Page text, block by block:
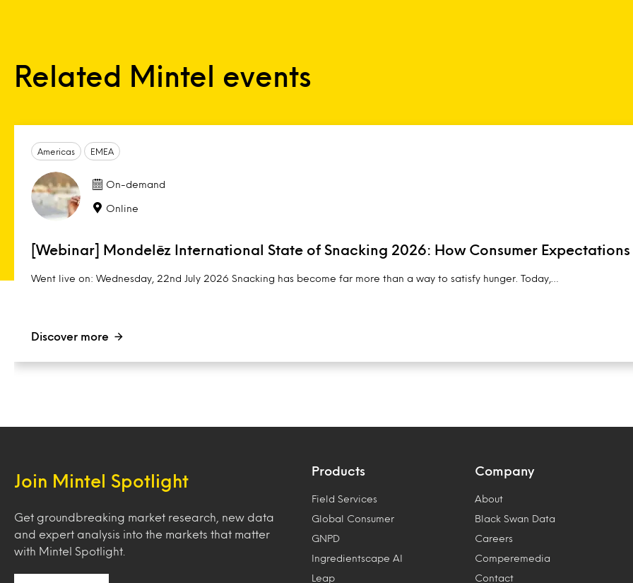
Related Mintel events
Americas EMEA
On-demand
Online
[Webinar] Mondelēz International State of Snacking 2026: How Consumer
Went live on: Wednesday, 22nd July 2026 Snacking has become far more than a way to satisfy hunger. Today,…
Discover more
Join Mintel Spotlight
Get groundbreaking market research, new data
and expert analysis into the markets that matter
with Mintel Spotlight.
Products
Field Services
Global Consumer
GNPD
Ingredientscape AI
Leap
Company
About
Black Swan Data
Careers
Comperemedia
Contact